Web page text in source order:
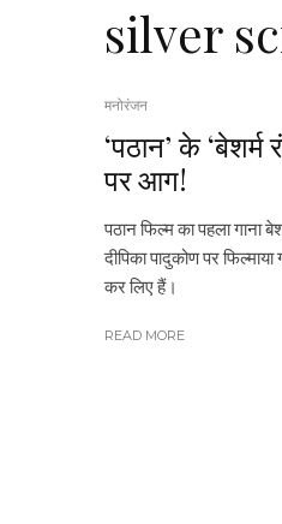
silver
मनोरंजन
‘पठान’ के
पर आग!
पठान फिल्म का पहला गाना
दीपिका पादुकोण पर
कर लिए हैं।
READ MORE